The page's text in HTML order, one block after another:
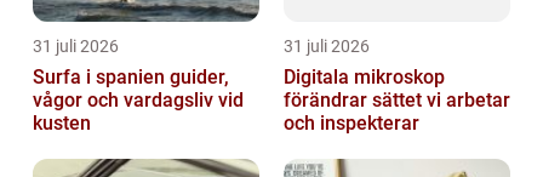
31 juli 2026
Surfa i spanien guider,
vågor och vardagsliv vid
kusten
31 juli 2026
Digitala mikroskop
förändrar sättet vi arbetar
och inspekterar